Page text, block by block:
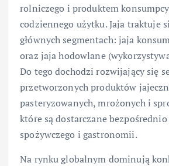
rolniczego i produktem
codziennego użytku. Jaja traktuje
głównych segmentach: jaja
oraz jaja hodowlane
Do tego dochodzi rozwijający się
przetworzonych produktów
pasteryzowanych, mrożonych i
które są dostarczane bezpośrednio
spożywczego i gastronomii.
Na rynku globalnym dominują